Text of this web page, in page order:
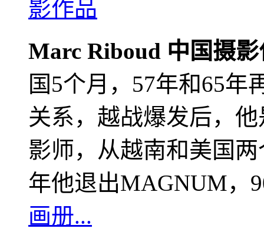
Marc Riboud 中国摄
国5个月，57年和65年
关系，越战爆发后，
影师，从越南和美国
年他退出MAGNUM，
画册...